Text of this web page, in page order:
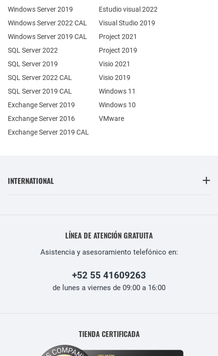
Windows Server 2019
Exchange Server 2019
Exchange Server 2016
SQL Server 2022
SQL Server 2019
Windows Server 2022 CAL
Windows Server 2019 CAL
SQL Server 2022 CAL
SQL Server 2019 CAL
Exchange Server 2019 CAL
Estudio visual 2022
Visual Studio 2019
Project 2021
Project 2019
Visio 2021
Visio 2019
Windows 11
Windows 10
VMware
INTERNATIONAL
LÍNEA DE ATENCIÓN GRATUITA
Asistencia y asesoramiento telefónico en:
+52 55 41609263
de lunes a viernes de 09:00 a 16:00
TIENDA CERTIFICADA